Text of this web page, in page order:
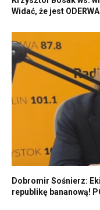
Widać, że jest
Dobromir Sośnierz:
republikę bananową!